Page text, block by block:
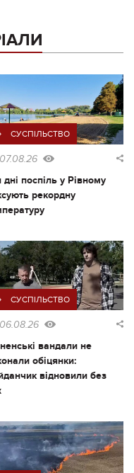
СУСПІЛЬСТВО
07.08.26
дні поспіль у Рівному
рекордну
СУСПІЛЬСТВО
06.08.26
вандали не
обіцянки:
відновили без